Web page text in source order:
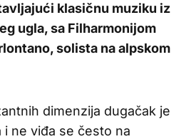
klasičnu muziku iz
ugla, sa Filharmonijom
solista na alpskom
dimenzija dugačak je
ne viđa se često na